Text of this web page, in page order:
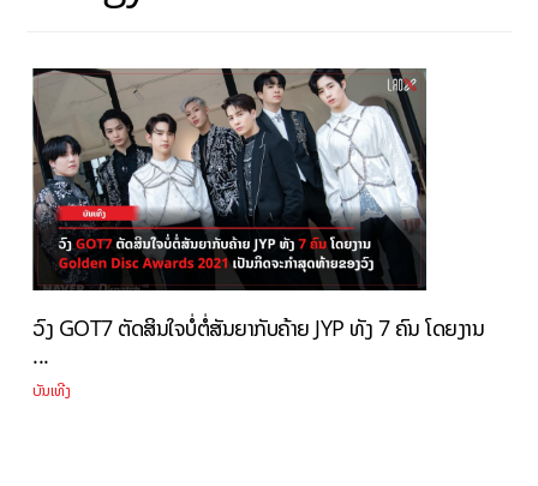
ວົງ GOT7 ຕັດສິນໃຈບໍ່ຕໍ່ສັນຍາກັບຄ້າຍ JYP ທັງ 7 ຄົນ ໂດຍງານ
...
ບັນເທີງ